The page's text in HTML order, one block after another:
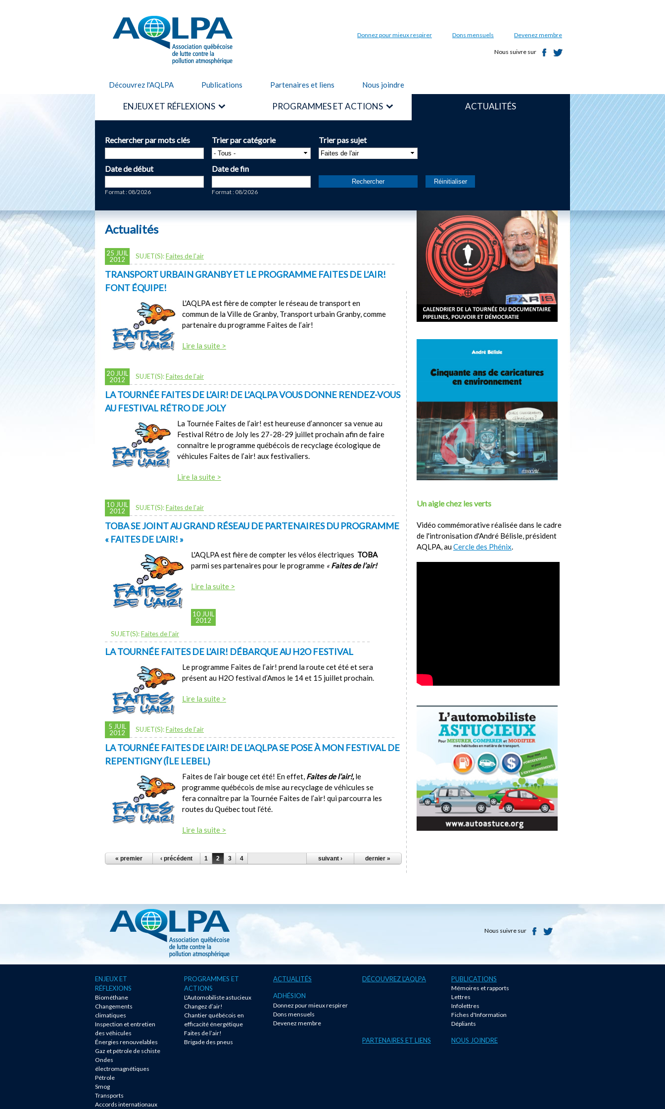
AQLPA Donnez pour mieux respirer Dons mensuels Devenez membre
Nous suivre sur
Découvrez l'AQLPA Publications Partenaires et liens Nous joindre
ENJEUX ET RÉFLEXIONS PROGRAMMES ET ACTIONS ACTUALITÉS
Rechercher par mots clés Trier par catégorie Trier pas sujet
Date de début
Format : 08/2026
Date de fin
Format : 08/2026
Actualités
25 JUIL
2012
SUJET(S):Faites de l'air
TRANSPORT URBAIN GRANBY ET LE PROGRAMME FAITES DE L’AIR!
FONT ÉQUIPE!
L'AQLPA est fière de compter le réseau de transport en
commun de la Ville de Granby, Transport urbain Granby, comme
partenaire du programme Faites de l’air!
Lire la suite >
20 JUIL
2012
SUJET(S):Faites de l'air
LA TOURNÉE FAITES DE L’AIR! DE L’AQLPA VOUS DONNE RENDEZ-VOUS
AU FESTIVAL RÉTRO DE JOLY
La Tournée Faites de l’air! est heureuse d’annoncer sa venue au
Festival Rétro de Joly les 27-28-29 juillet prochain afin de faire
connaître le programme québécois de recyclage écologique de
véhicules Faites de l’air! aux festivaliers.
Lire la suite >
10 JUIL
2012
SUJET(S):Faites de l'air
TOBA SE JOINT AU GRAND RÉSEAU DE PARTENAIRES DU PROGRAMME
« FAITES DE L’AIR! »
L'AQLPA est fière de compter les vélos électriques TOBA
parmi ses partenaires pour le programme «Faites de l’air!
Lire la suite >
10 JUIL
2012
SUJET(S):Faites de l'air
LA TOURNÉE FAITES DE L'AIR! DÉBARQUE AU H2O FESTIVAL
Le programme Faites de l’air! prend la route cet été et sera
présent au H2O festival d’Amos le 14 et 15 juillet prochain.
Lire la suite >
5 JUIL
2012
SUJET(S):Faites de l'air
LA TOURNÉE FAITES DE L’AIR! DE L’AQLPA SE POSE À MON FESTIVAL DE
REPENTIGNY (ÎLE LEBEL)
Faites de l’air bouge cet été! En effet, Faites de l’air!,le
programme québécois de mise au recyclage de véhicules se
fera connaître par la Tournée Faites de l’air! qui parcourra les
routes du Québec tout l’été.
Lire la suite >
PAGES
« premier ‹ précédent 1 2 3 4 suivant › dernier »
Un aigle chez les verts
Vidéo commémorative réalisée dans le cadre
de l'intronisation d'André Bélisle, président
AQLPA, auCercle des Phénix.
Nous suivre sur
ENJEUX ET
RÉFLEXIONS
Biométhane
Changements
climatiques
Inspection et entretien
des véhicules
Énergies renouvelables
Gaz et pétrole de schiste
Ondes
électromagnétiques
Pétrole
Smog
Transports
Accords internationaux
PROGRAMMES ET
ACTIONS
L'Automobiliste astucieux
Changez d’air!
Chantier québécois en
efficacité énergétique
Faites de l’air!
Brigade des pneus
ACTUALITÉS
ADHÉSION
Donnez pour mieux respirer
Dons mensuels
Devenez membre
DÉCOUVREZ L'AQLPA PUBLICATIONS
Mémoires et rapports
Lettres
Infolettres
Fiches d'Information
Dépliants
PARTENAIRES ET LIENS NOUS JOINDRE